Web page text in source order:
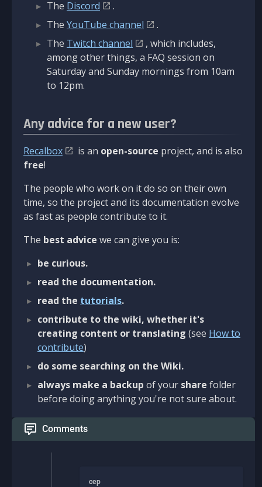
The Discord
.
The YouTube channel
.
The Twitch channel
, which includes,
among other things, a FAQ session on
Saturday and Sunday mornings from 10am
to 12pm.
Any advice for a new user?
Recalbox is an open-source project, and is also
free!
The people who work on it do so on their own
time, so the project and its documentation evolve
as fast as people contribute to it.
The best advice we can give you is:
be curious.
read the documentation.
read the tutorials.
contribute to the wiki, whether it's
creating content or translating (see How to
contribute)
do some searching on the Wiki.
always make a backup of your share folder
before doing anything you're not sure about.
Comments
cep